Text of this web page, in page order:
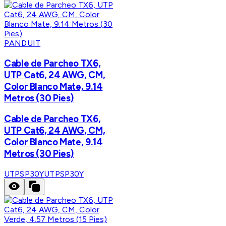
PANDUIT
Cable de Parcheo TX6,
UTP Cat6, 24 AWG, CM,
Color Blanco Mate, 9.14
Metros (30 Pies)
Cable de Parcheo TX6,
UTP Cat6, 24 AWG, CM,
Color Blanco Mate, 9.14
Metros (30 Pies)
UTPSP30YUTPSP30Y